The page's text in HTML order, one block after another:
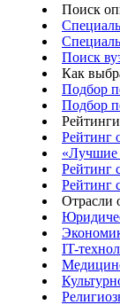
Поиск
Поиск
Как
Подбор
Подбор
Рейтинги
Рейтинг
«Лучшие
Рейтинг
Рейтинг
Отрасли
IT-